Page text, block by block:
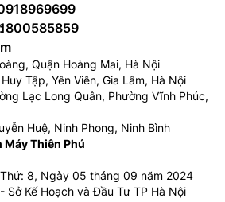
1800585859
Quận Hoàng Mai, Hà Nội
Tập, Yên Viên, Gia Lâm, Hà Nội
Lạc Long Quân, Phường Vĩnh Phúc,
Huệ, Ninh Phong, Ninh Bình
Máy Thiên Phú
8, Ngày 05 tháng 09 năm 2024
Sở Kế Hoạch và Đầu Tư TP Hà Nội